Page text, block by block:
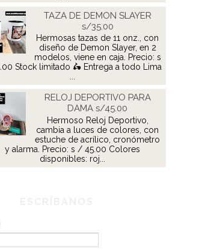
TAZA DE DEMON SLAYER
s/35.00
Hermosas tazas de 11 onz., con
diseño de Demon Slayer, en 2
modelos, viene en caja. Precio: s
Stock limitado 🛵 Entrega a todo Lima
...
RELOJ DEPORTIVO PARA
DAMA s/45.00
Hermoso Reloj Deportivo,
cambia a luces de colores, con
estuche de acrílico, cronómetro
y alarma. Precio: s / 45.00 Colores
disponibles: roj...